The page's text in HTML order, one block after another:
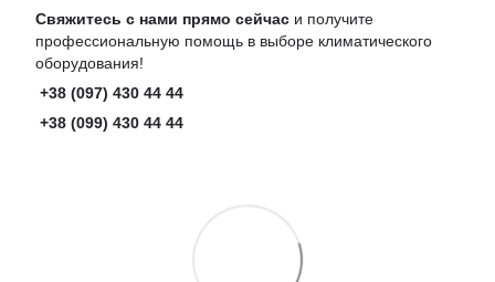
Свяжитесь с нами прямо сейчас и получите
профессиональную помощь в выборе климатического
оборудования!
+38 (097) 430 44 44
+38 (099) 430 44 44